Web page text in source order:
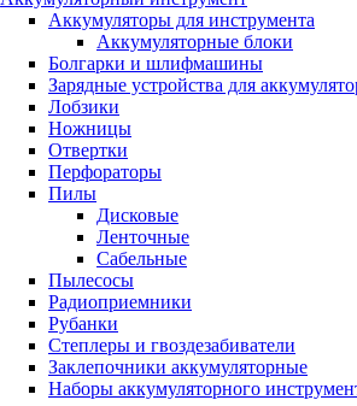
Аккумуляторы для инструмента
Аккумуляторные блоки
Болгарки и шлифмашины
Зарядные устройства для
Лобзики
Ножницы
Отвертки
Перфораторы
Пилы
Дисковые
Ленточные
Сабельные
Пылесосы
Радиоприемники
Рубанки
Степлеры и гвоздезабиватели
Заклепочники аккумуляторные
Наборы аккумуляторного